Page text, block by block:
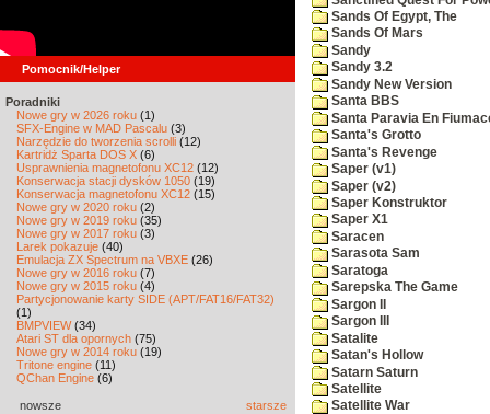
Pomocnik/Helper
Poradniki
Nowe gry w 2026 roku (1)
SFX-Engine w MAD Pascalu (3)
Narzędzie do tworzenia scrolli (12)
Kartridż Sparta DOS X (6)
Usprawnienia magnetofonu XC12 (12)
Konserwacja stacji dysków 1050 (19)
Konserwacja magnetofonu XC12 (15)
Nowe gry w 2020 roku (2)
Nowe gry w 2019 roku (35)
Nowe gry w 2017 roku (3)
Larek pokazuje (40)
Emulacja ZX Spectrum na VBXE (26)
Nowe gry w 2016 roku (7)
Nowe gry w 2015 roku (4)
Partycjonowanie karty SIDE (APT/FAT16/FAT32)
(1)
BMPVIEW(34)
Atari ST dla opornych (75)
Nowe gry w 2014 roku (19)
Tritone engine (11)
QChan Engine (6)
nowsze starsze
Sands Of Egypt, The
Sands Of Mars
Sandy
Sandy 3.2
Sandy New Version
Santa BBS
Santa Paravia En
Santa's Grotto
Santa's Revenge
Saper (v1)
Saper (v2)
Saper Konstruktor
Saper X1
Saracen
Sarasota Sam
Saratoga
Sarepska The Game
Sargon II
Sargon III
Satalite
Satan's Hollow
Satarn Saturn
Satellite
Satellite War